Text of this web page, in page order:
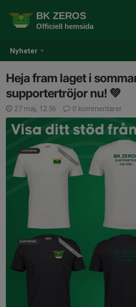
Nyheter
BK ZEROS
Officiell hemsida
Heja fram laget i
supportertröjor nu! 💚
27 maj, 12:56 0 kommentarer